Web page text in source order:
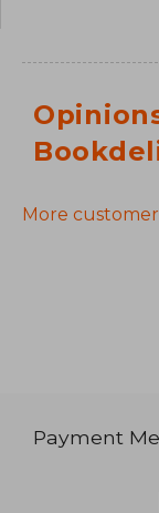
More
Payment